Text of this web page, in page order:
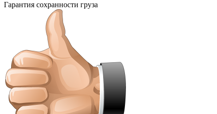
Гарантия сохранности груза